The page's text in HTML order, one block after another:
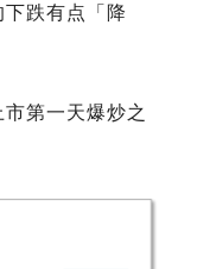
跌有点「降
第一天爆炒之